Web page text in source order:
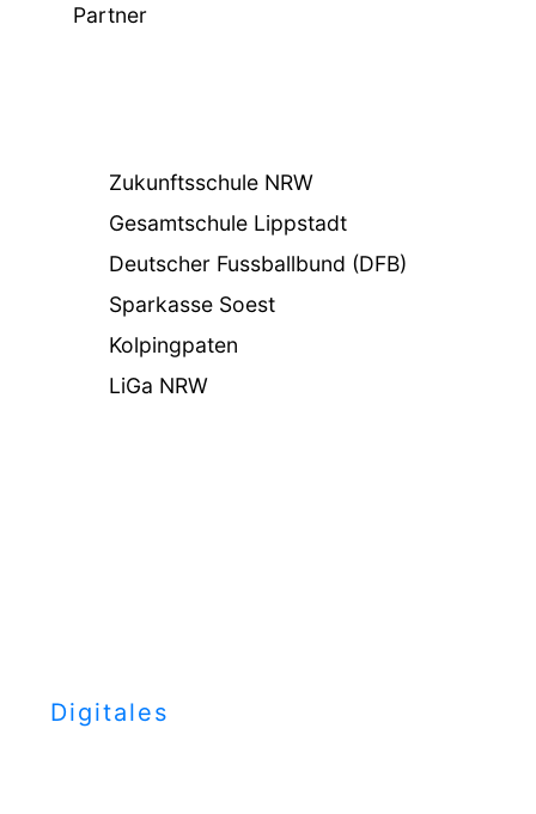
Partner
Zukunftsschule NRW
Gesamtschule Lippstadt
Deutscher Fussballbund (DFB)
Sparkasse Soest
Kolpingpaten
LiGa NRW
Digitales